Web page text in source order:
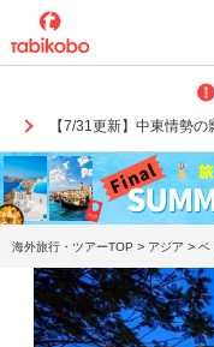
【7/31更新】中東情勢
海外旅行・ツアーTOP > アジア > ベ